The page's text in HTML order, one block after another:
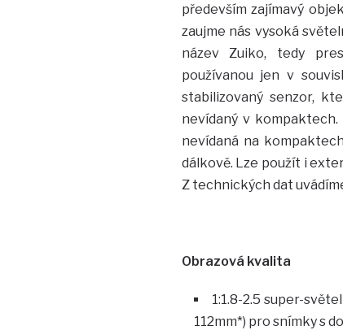
především zajímavý
zaujme nás vysoká
název Zuiko, tedy
používanou jen v
stabilizovaný senzor,
nevídaný v
nevídaná na
dálkově. Lze použít i
Z technických dat
Obrazová kvalita
1:1.8-2.5 super-
112mm*) pro snímky s